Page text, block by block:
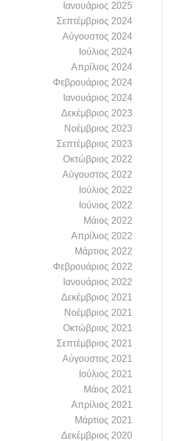
Ιανουάριος 2025
Σεπτέμβριος 2024
Αύγουστος 2024
Ιούλιος 2024
Απρίλιος 2024
Φεβρουάριος 2024
Ιανουάριος 2024
Δεκέμβριος 2023
Νοέμβριος 2023
Σεπτέμβριος 2023
Οκτώβριος 2022
Αύγουστος 2022
Ιούλιος 2022
Ιούνιος 2022
Μάιος 2022
Απρίλιος 2022
Μάρτιος 2022
Φεβρουάριος 2022
Ιανουάριος 2022
Δεκέμβριος 2021
Νοέμβριος 2021
Οκτώβριος 2021
Σεπτέμβριος 2021
Αύγουστος 2021
Ιούλιος 2021
Μάιος 2021
Απρίλιος 2021
Μάρτιος 2021
Δεκέμβριος 2020